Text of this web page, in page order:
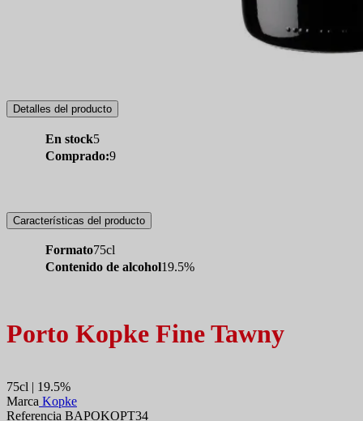
Detalles del producto
En stock5
Comprado:9
Características del producto
Formato75cl
Contenido de alcohol19.5%
Porto Kopke Fine Tawny
75cl | 19.5%
Marca Kopke
Referencia BAPOKOPT34